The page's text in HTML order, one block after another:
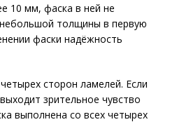
10 мм, фаска в ней не
толщины в первую
фаски надёжность
сторон ламелей. Если
зрительное чувство
выполнена со всех четырех